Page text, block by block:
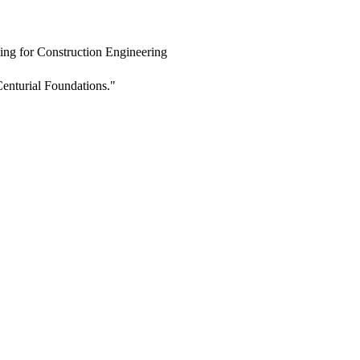
for Construction Engineering
Foundations."